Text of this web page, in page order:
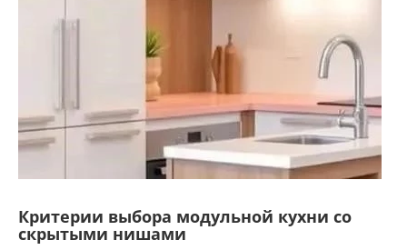
Критерии выбора модульной кухни со
скрытыми нишами